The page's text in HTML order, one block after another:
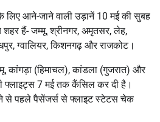
लिए आने-जाने वाली उड़ानें 10 मई की सुबह
हैं- जम्मू, श्रीनगर, अमृतसर, लेह,
ग्वालियर, किशनगढ़ और राजकोट।
कांगड़ा (हिमाचल), कांडला (गुजरात) और
फ्लाइट्स 7 मई तक कैंसिल कर दी है।
से पहले पैसेंजर्स से फ्लाइट स्टेटस चेक